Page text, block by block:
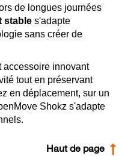
de longues journées
stable s'adapte
sans créer de
accessoire innovant
tout en préservant
en déplacement, sur un
Shokz s'adapte
Haut de page